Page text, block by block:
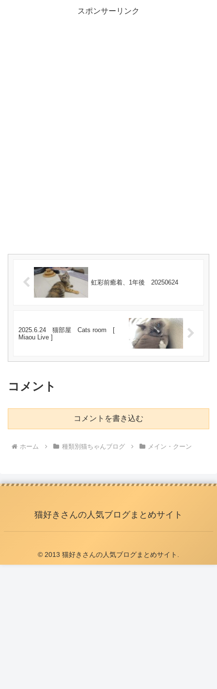
スポンサーリンク
虹彩前癒着、1年後 20250624
2025.6.24 猫部屋 Cats room [
Miaou Live ]
コメント
コメントを書き込む
ホーム 種類別猫ちゃんブログ メイン・クーン
猫好きさんの人気ブログまとめサイト
© 2013 猫好きさんの人気ブログまとめサイト.